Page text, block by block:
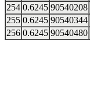
254 0.6245 90540208
255 0.6245 90540344
256 0.6245 90540480